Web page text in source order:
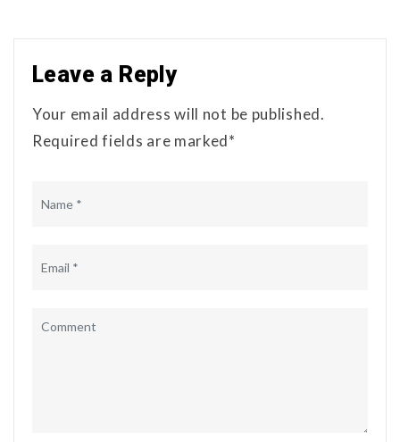
Leave a Reply
Your email address will not be published.
Required fields are marked*